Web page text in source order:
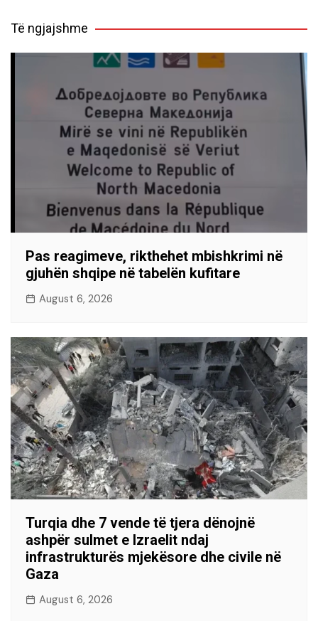
Të ngjajshme
Pas reagimeve, rikthehet mbishkrimi në
gjuhën shqipe në tabelën kufitare
August 6, 2026
Turqia dhe 7 vende të tjera dënojnë
ashpër sulmet e Izraelit ndaj
infrastrukturës mjekësore dhe civile në
Gaza
August 6, 2026